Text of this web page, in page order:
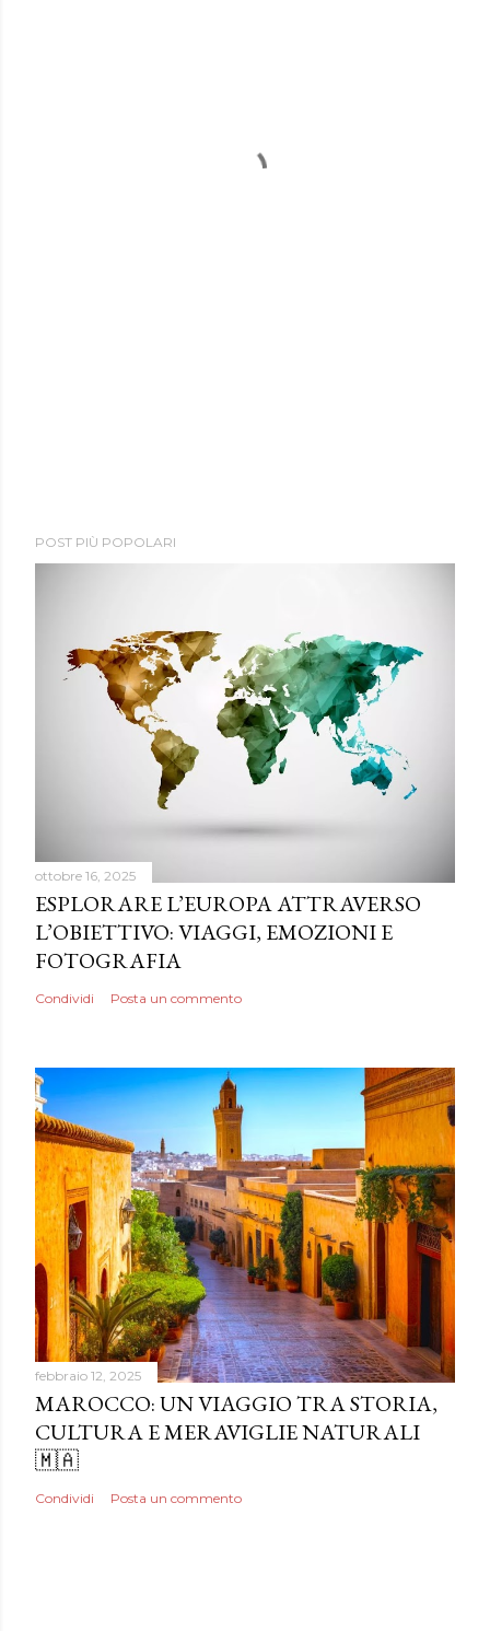
POST PIÙ POPOLARI
ottobre 16, 2025
ESPLORARE L’EUROPA ATTRAVERSO
L’OBIETTIVO: VIAGGI, EMOZIONI E
FOTOGRAFIA
Condividi Posta un commento
febbraio 12, 2025
MAROCCO: UN VIAGGIO TRA STORIA,
CULTURA E MERAVIGLIE NATURALI
🇲🇦
Condividi Posta un commento